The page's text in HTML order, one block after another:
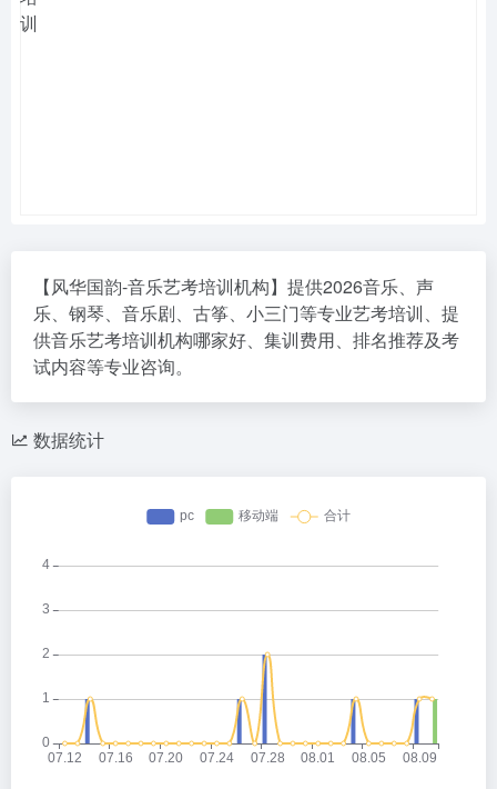
【风华国韵-音乐艺考培训机构】提供2026音乐、声
乐、钢琴、音乐剧、古筝、小三门等专业艺考培训、提
供音乐艺考培训机构哪家好、集训费用、排名推荐及考
试内容等专业咨询。
数据统计